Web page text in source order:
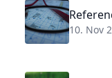
10. Nov